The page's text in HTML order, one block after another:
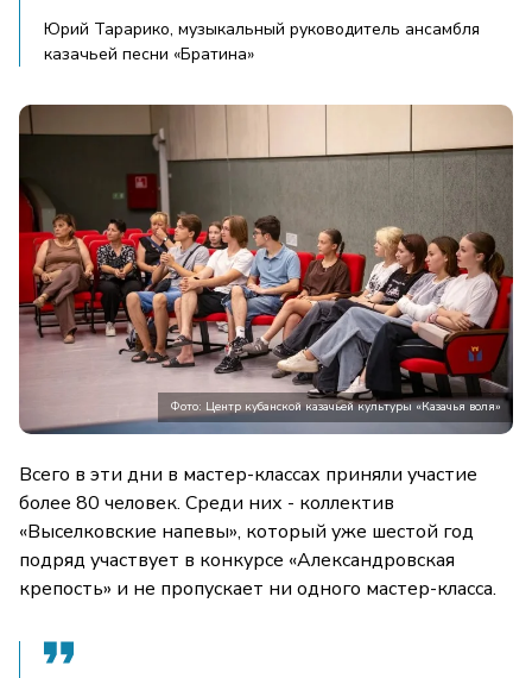
Юрий Тарарико, музыкальный руководитель ансамбля
казачьей песни «Братина»
Фото: Центр кубанской казачьей культуры «Казачья воля»
Всего в эти дни в мастер-классах приняли участие
более 80 человек. Среди них - коллектив
«Выселковские напевы», который уже шестой год
подряд участвует в конкурсе «Александровская
крепость» и не пропускает ни одного мастер-класса.